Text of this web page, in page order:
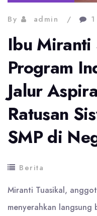
By admin
Ibu Miranti
Program
Jalur
Ratusan
SMP di
Berita
Miranti Tuasikal,
menyerahkan langsung